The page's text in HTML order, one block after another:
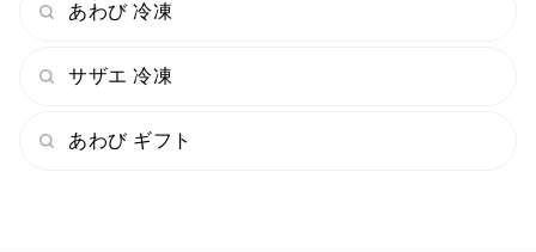
あわび 冷凍
サザエ 冷凍
あわび ギフト